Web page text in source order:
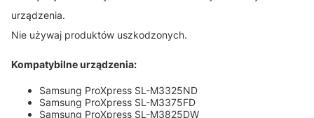
urządzenia.
Nie używaj produktów uszkodzonych.
Kompatybilne urządzenia:
Samsung ProXpress SL-M3325ND
Samsung ProXpress SL-M3375FD
Samsung ProXpress SL-M3825DW